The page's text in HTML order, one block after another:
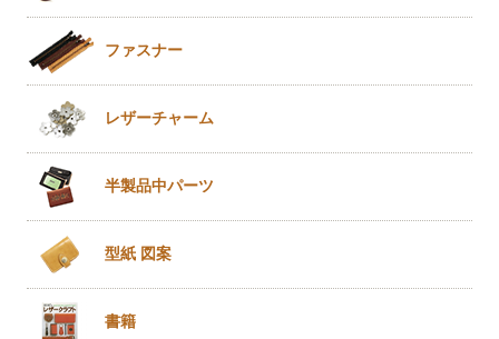
ファスナー
レザーチャーム
半製品中パーツ
型紙 図案
書籍